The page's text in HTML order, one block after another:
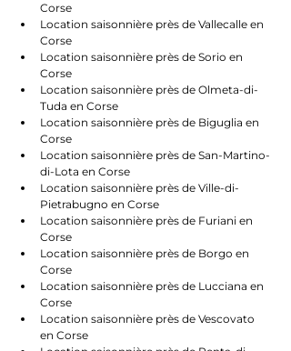
Corse
Location saisonnière près de Vallecalle en
Corse
Location saisonnière près de Sorio en
Corse
Location saisonnière près de Olmeta-di-
Tuda en Corse
Location saisonnière près de Biguglia en
Corse
Location saisonnière près de San-Martino-
di-Lota en Corse
Location saisonnière près de Ville-di-
Pietrabugno en Corse
Location saisonnière près de Furiani en
Corse
Location saisonnière près de Borgo en
Corse
Location saisonnière près de Lucciana en
Corse
Location saisonnière près de Vescovato
en Corse